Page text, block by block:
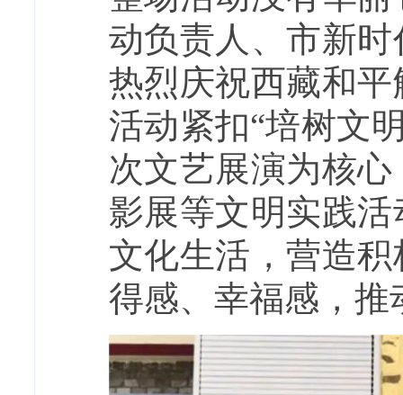
动负责人、市新
热烈庆祝西藏和
活动紧扣“培树文
次文艺展演为核
影展等文明实践
文化生活，营造
得感、幸福感，